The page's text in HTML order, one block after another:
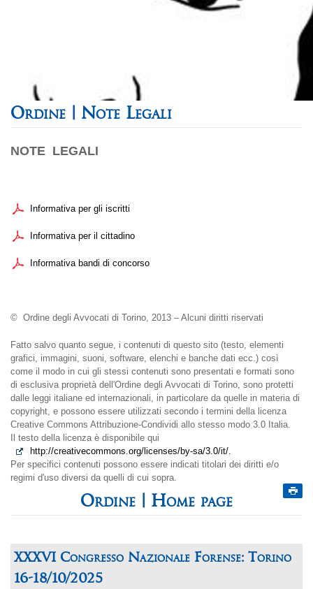
Note Legali
NOTE LEGALI
Informativa per gli iscritti
Informativa per il cittadino
Informativa bandi di concorso
© Ordine degli Avvocati di Torino, 2013 – Alcuni diritti riservati
Fatto salvo quanto segue, i contenuti di questo sito (testo, elementi
grafici, immagini, suoni, software, elenchi e banche dati ecc.) così
come il modo in cui gli stessi contenuti sono presentati e formati sono
di esclusiva proprietà dell'Ordine degli Avvocati di Torino, sono protetti
dalle leggi italiane ed internazionali, in particolare da quelle in materia di
copyright, e possono essere utilizzati secondo i termini della licenza
Creative Commons Attribuzione-Condividi allo stesso modo 3.0 Italia.
Il testo della licenza è disponibile qui
http://creativecommons.org/licenses/by-sa/3.0/it/.
Per specifici contenuti possono essere indicati titolari dei diritti e/o
regimi d'uso diversi da quelli di cui sopra.
Home page
XXXVI Congresso Nazionale Forense: Torino
16-18/10/2025